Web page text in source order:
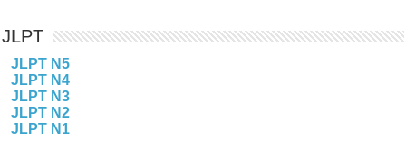
JLPT
JLPT N5
JLPT N4
JLPT N3
JLPT N2
JLPT N1